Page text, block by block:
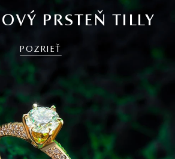
PRSTEŇ TILLY
POZRIEŤ